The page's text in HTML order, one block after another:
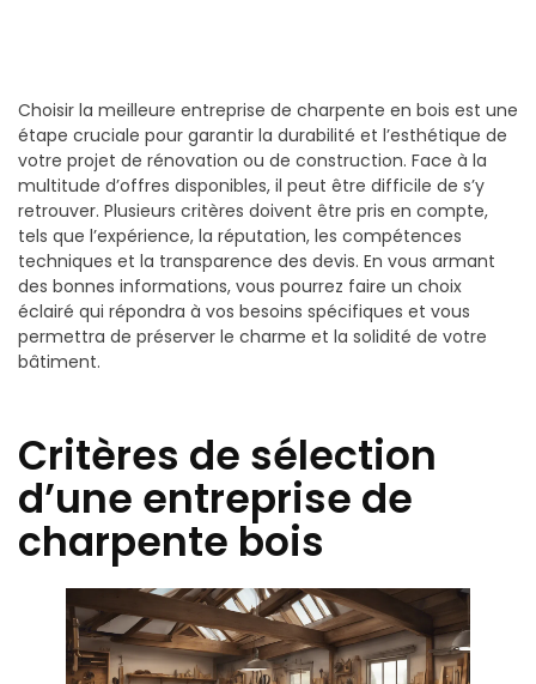
Choisir la meilleure entreprise de charpente en bois est une
étape cruciale pour garantir la durabilité et l’esthétique de
votre projet de rénovation ou de construction. Face à la
multitude d’offres disponibles, il peut être difficile de s’y
retrouver. Plusieurs critères doivent être pris en compte,
tels que l’expérience, la réputation, les compétences
techniques et la transparence des devis. En vous armant
des bonnes informations, vous pourrez faire un choix
éclairé qui répondra à vos besoins spécifiques et vous
permettra de préserver le charme et la solidité de votre
bâtiment.
Critères de sélection
d’une entreprise de
charpente bois